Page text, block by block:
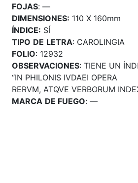
FOJAS: —
DIMENSIONES: 110 X 160mm
ÍNDICE: SÍ
TIPO DE LETRA: CAROLINGIA
FOLIO: 12932
OBSERVACIONES: TIENE UN
“IN PHILONIS IVDAEI OPERA
RERVM, ATQVE VERBORUM
MARCA DE FUEGO: —